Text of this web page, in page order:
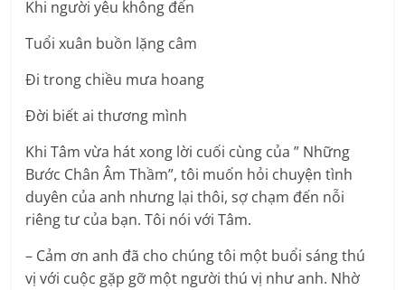
Khi người yêu không đến
Tuổi xuân buồn lặng câm
Đi trong chiều mưa hoang
Đời biết ai thương mình
Khi Tâm vừa hát xong lời cuối cùng của ” Những
Bước Chân Âm Thầm”, tôi muốn hỏi chuyện tình
duyên của anh nhưng lại thôi, sợ chạm đến nỗi
riêng tư của bạn. Tôi nói với Tâm.
– Cảm ơn anh đã cho chúng tôi một buổi sáng thú
vị với cuộc gặp gỡ một người thú vị như anh. Nhờ